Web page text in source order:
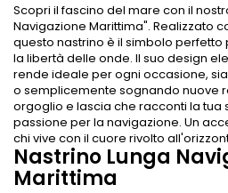
Scopri il fascino del mare con il
Navigazione Marittima". Realizzato
questo nastrino è il simbolo perfetto
la libertà delle onde. Il suo design
rende ideale per ogni occasione,
o semplicemente sognando nuove
orgoglio e lascia che racconti la tua
passione per la navigazione. Un
chi vive con il cuore rivolto
Nastrino Lunga
Marittima